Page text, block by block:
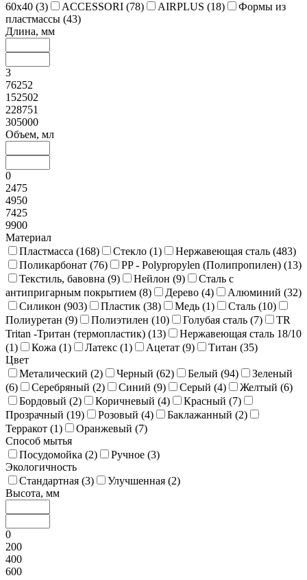
60x40 (3) ACCESSORI (78) AIRPLUS (18)
Формы из
пластмассы (43)
Длина, мм
3
76252
152502
228751
305000
Объем, мл
0
2475
4950
7425
9900
Материал
Пластмасса (168) Стекло (1) Нержавеющая сталь (483)
Поликарбонат (76) PP - Polypropylen (Полипропилен) (13)
Текстиль, бавовна (9) Нейлон (9)
Сталь с
антипригарным покрытием (8) Дерево (4) Алюминий (32)
Силикон (903) Пластик (38) Медь (1) Сталь (10)
Полиуретан (9) Полиэтилен (10) Голубая сталь (7)
TR
Tritan -Тритан (термопластик) (13)
Нержавеющая сталь 18/10
(1) Кожа (1) Латекс (1) Ацетат (9) Титан (35)
Цвет
Металический (2) Черный (62) Белый (94)
Зеленый
(6) Серебряный (2) Синий (9) Серый (4) Желтый (6)
Бордовый (2) Коричневый (4) Красный (7)
Прозрачный (19) Розовый (4) Баклажанный (2)
Терракот (1) Оранжевый (7)
Способ мытья
Посудомойка (2) Ручное (3)
Экологичность
Стандартная (3) Улучшенная (2)
Высота, мм
0
200
400
600